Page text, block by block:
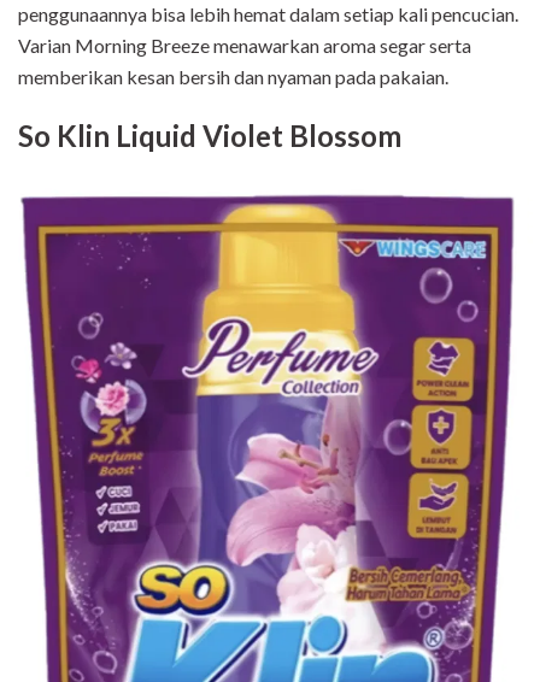
penggunaannya bisa lebih hemat dalam setiap kali pencucian.
Varian Morning Breeze menawarkan aroma segar serta
memberikan kesan bersih dan nyaman pada pakaian.
So Klin Liquid Violet Blossom